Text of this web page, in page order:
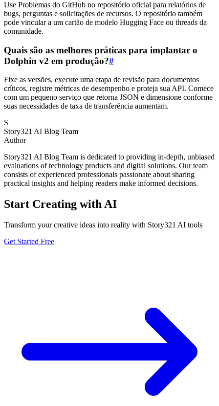
Use Problemas do GitHub no repositório oficial para relatórios de
bugs, perguntas e solicitações de recursos. O repositório também
pode vincular a um cartão de modelo Hugging Face ou threads da
comunidade.
Quais são as melhores práticas para implantar o
Dolphin v2 em produção?#
Fixe as versões, execute uma etapa de revisão para documentos
críticos, registre métricas de desempenho e proteja sua API. Comece
com um pequeno serviço que retorna JSON e dimensione conforme
suas necessidades de taxa de transferência aumentam.
S
Story321 AI Blog Team
Author
Story321 AI Blog Team is dedicated to providing in-depth, unbiased
evaluations of technology products and digital solutions. Our team
consists of experienced professionals passionate about sharing
practical insights and helping readers make informed decisions.
Start Creating with AI
Transform your creative ideas into reality with Story321 AI tools
Get Started Free